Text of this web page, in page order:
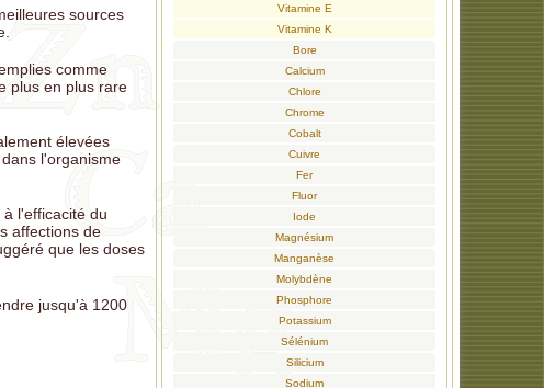
Vitamine E
Vitamine K
Bore
Calcium
Chlore
Chrome
Cobalt
Cuivre
Fer
Fluor
Iode
Magnésium
Manganèse
Molybdène
Phosphore
Potassium
Sélénium
Silicium
Sodium
sources
comme
plus en plus rare
élevées
l'organisme
l'efficacité du
affections de
que les doses
jusqu'à 1200